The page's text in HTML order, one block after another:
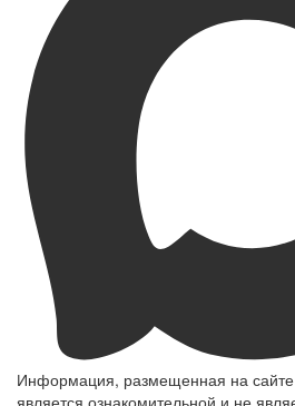
Информация, размещенная на
является ознакомительной и не